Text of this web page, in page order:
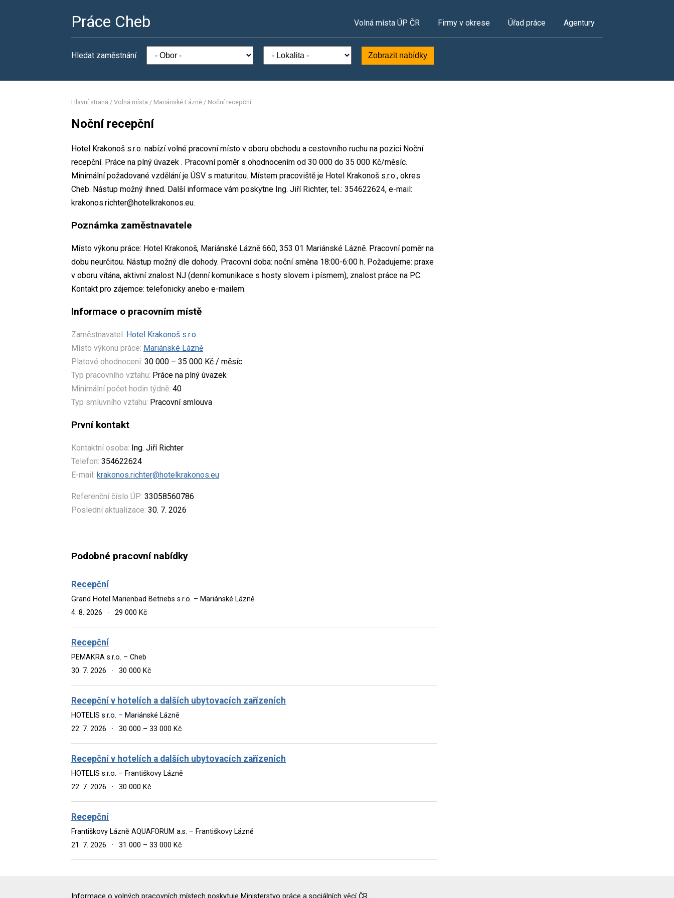
Práce Cheb Volná místa ÚP ČR Firmy v okrese Úřad práce Agentury
Hledat zaměstnání Zobrazit nabídky
Hlavní strana / Volná místa / Mariánské Lázně / Noční recepční
Noční recepční
Hotel Krakonoš s.r.o. nabízí volné pracovní místo v oboru obchodu a cestovního ruchu na pozici Noční
recepční. Práce na plný úvazek . Pracovní poměr s ohodnocením od 30 000 do 35 000 Kč/měsíc.
Minimální požadované vzdělání je ÚSV s maturitou. Místem pracoviště je Hotel Krakonoš s.r.o., okres
Cheb. Nástup možný ihned. Další informace vám poskytne Ing. Jiří Richter, tel.: 354622624, e-mail:
krakonos.richter@hotelkrakonos.eu.
Poznámka zaměstnavatele
Místo výkonu práce: Hotel Krakonoš, Mariánské Lázně 660, 353 01 Mariánské Lázně. Pracovní poměr na
dobu neurčitou. Nástup možný dle dohody. Pracovní doba: noční směna 18:00-6:00 h. Požadujeme: praxe
v oboru vítána, aktivní znalost NJ (denní komunikace s hosty slovem i písmem), znalost práce na PC.
Kontakt pro zájemce: telefonicky anebo e-mailem.
Informace o pracovním místě
Zaměstnavatel: Hotel Krakonoš s.r.o.
Místo výkonu práce: Mariánské Lázně
Platové ohodnocení: 30 000 – 35 000 Kč / měsíc
Typ pracovního vztahu: Práce na plný úvazek
Minimální počet hodin týdně: 40
Typ smluvního vztahu: Pracovní smlouva
První kontakt
Kontaktní osoba: Ing. Jiří Richter
Telefon: 354622624
E-mail: krakonos.richter@hotelkrakonos.eu
Referenční číslo ÚP: 33058560786
Poslední aktualizace: 30. 7. 2026
Podobné pracovní nabídky
Recepční
Grand Hotel Marienbad Betriebs s.r.o. – Mariánské Lázně
4. 8. 2026
· 29 000 Kč
Recepční
PEMAKRA s.r.o. – Cheb
30. 7. 2026
· 30 000 Kč
Recepční v hotelích a dalších ubytovacích zařízeních
HOTELIS s.r.o. – Mariánské Lázně
22. 7. 2026
· 30 000 – 33 000 Kč
Recepční v hotelích a dalších ubytovacích zařízeních
HOTELIS s.r.o. – Františkovy Lázně
22. 7. 2026
· 30 000 Kč
Recepční
Františkovy Lázně AQUAFORUM a.s. – Františkovy Lázně
21. 7. 2026
· 31 000 – 33 000 Kč
Informace o volných pracovních místech poskytuje Ministerstvo práce a sociálních věcí ČR.